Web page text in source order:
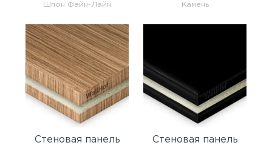
Шпон Файн-Лайн Камень
Стеновая панель Стеновая панель